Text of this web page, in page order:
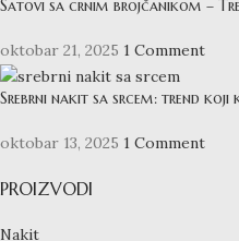
Satovi sa crnim brojčanikom –
oktobar 21, 2025 1 Comment
Srebrni nakit sa srcem: trend koji
oktobar 13, 2025 1 Comment
PROIZVODI
Nakit